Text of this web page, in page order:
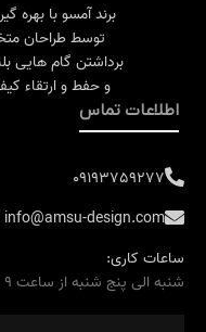
برند آمسو با بهره
توسط طراحان
برداشتن گام هایی
و حفط و ارتقاء
اطلاعات تماس
09193759277
info@amsu-design.com
ساعات کاری:
شنبه الی پنج شنبه از ساعت 9 الی 21